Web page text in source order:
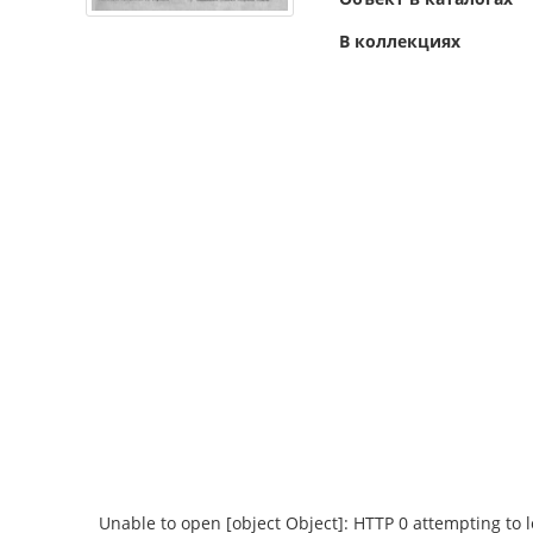
В коллекциях
Unable to open [object Object]: HTTP 0 attempting